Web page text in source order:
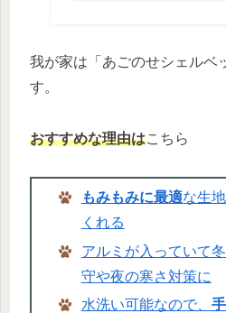
我が家は「あごのせシェルベ
す。
おすすめな理由はこちら
もみもみに最適な生
くれる
アルミが入っていて
守や夜の寒さ対策に
水洗い可能なので、